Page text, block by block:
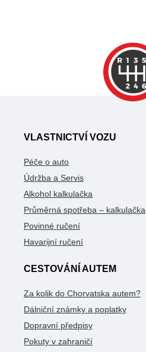
VLASTNICTVÍ VOZU
Péče o auto
Údržba a Servis
Alkohol kalkulačka
Průměrná spotřeba – kalkulačka
Povinné ručení
Havarijní ručení
CESTOVÁNÍ AUTEM
Za kolik do Chorvatska autem?
Dálniční známky a poplatky
Dopravní předpisy
Pokuty v zahraničí